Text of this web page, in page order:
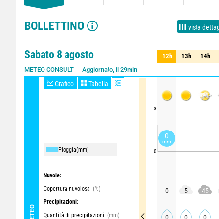
BOLLETTINO vista
Sabato 8 agosto
METEO CONSULT Aggiornato, il 29min
METEO
Grafico Tabella
Pioggia(mm)
Nuvole:
Copertura nuvolosa (%)
Precipitazioni:
Quantità di precipitazioni (mm)
3
0
12h 13h 14h
12h 13h 14h
0 5 45
0 0 0
0
mm